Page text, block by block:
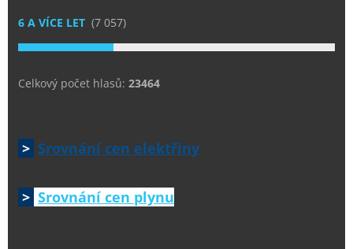
6 A VÍCE LET (7 057)
Celkový počet hlasů: 23464
> Srovnání cen elektřiny
> Srovnání cen plynu